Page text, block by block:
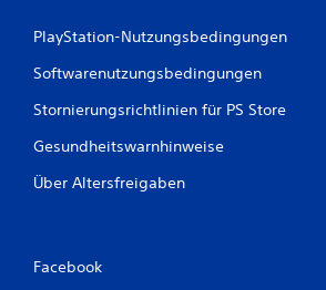
PlayStation-Nutzungsbedingungen
Softwarenutzungsbedingungen
Stornierungsrichtlinien für PS Store
Gesundheitswarnhinweise
Über Altersfreigaben
Facebook